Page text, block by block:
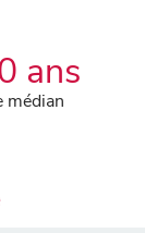
ans
médian